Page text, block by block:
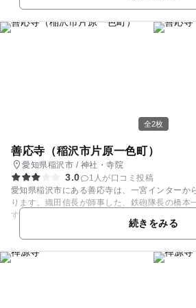
全2枚
善応寺（稲沢市片原一色町）
愛知県稲沢市 / 神社・寺院
3.0
1人が口コミ投稿
愛知県稲沢市にある善応寺は、一宮インターか
ります。織田信長が師事した、鉄砲隊長の橋本
す。浄土宗の名刹です。黒光りする銅造の個性
がいます。 この大日如来はかつてはご本尊とし
たが、宗派が浄土宗に変わったため、境内の大
は５７．５ｃｍと大きくはありません。大日如
されています。また、厨子も同じ室町時代に作
続きをみる